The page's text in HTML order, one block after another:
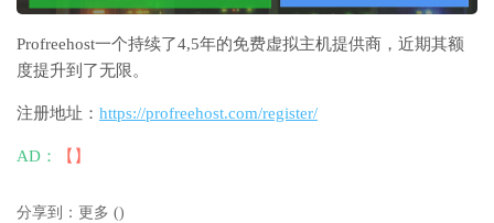
Profreehost一个持续了4,5年的免费虚拟主机提供商，近期其额
度提升到了无限。
注册地址： https://profreehost.com/register/
AD： 【】
分享到： 更多 ()